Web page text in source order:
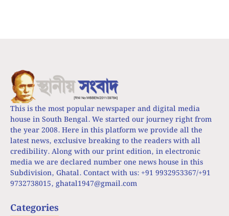
This is the most popular newspaper and digital media
house in South Bengal. We started our journey right from
the year 2008. Here in this platform we provide all the
latest news, exclusive breaking to the readers with all
credibility. Along with our print edition, in electronic
media we are declared number one news house in this
Subdivision, Ghatal. Contact with us: +91 9932953367/+91
9732738015, ghatal1947@gmail.com
Categories